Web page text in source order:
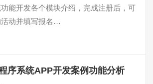
能开发各个模块介绍，完成注册后，可
动并填写报名…
序系统APP开发案例功能分析